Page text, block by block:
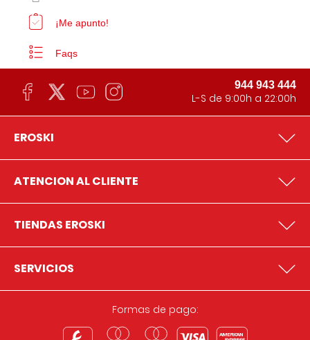
¡Me apunto!
Faqs
944 943 444
L-S de 9:00h a 22:00h
EROSKI
ATENCION AL CLIENTE
TIENDAS EROSKI
SERVICIOS
Formas de pago: